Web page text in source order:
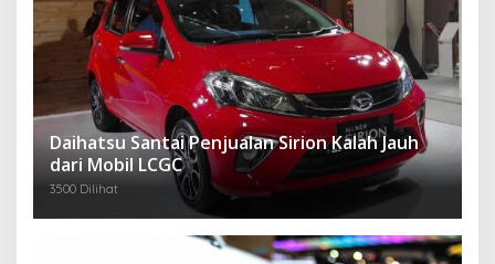
Daihatsu Santai Penjualan Sirion Kalah Jauh
dari Mobil LCGC
3500 Dilihat